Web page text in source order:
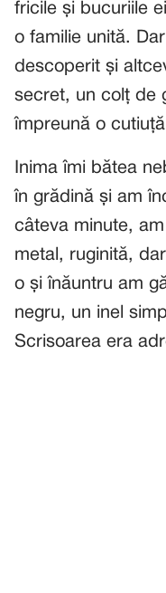
fricile și bucuriile
o familie unită.
descoperit și
secret, un colț de
împreună o
Inima îmi bătea
în grădină și am
câteva minute,
metal, ruginită,
o și înăuntru am
negru, un inel
Scrisoarea era